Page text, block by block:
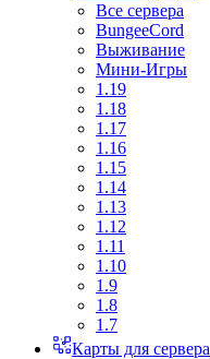
Все сервера
BungeeCord
Выживание
Мини-Игры
1.19
1.18
1.17
1.16
1.15
1.14
1.13
1.12
1.11
1.10
1.9
1.8
1.7
Карты для сервера